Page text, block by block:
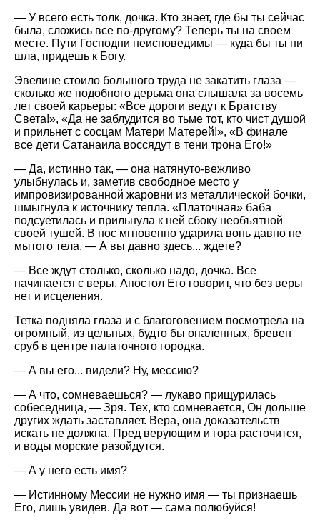
— У всего есть толк, дочка. Кто знает, где бы ты сейчас
была, сложись все по-другому? Теперь ты на своем
месте. Пути Господни неисповедимы — куда бы ты ни
шла, придешь к Богу.
Эвелине стоило большого труда не закатить глаза —
сколько же подобного дерьма она слышала за восемь
лет своей карьеры:
Все дороги ведут к Братству
Света!
,
Да не заблудится во тьме тот, кто чист душой
и прильнет с сосцам Матери Матерей!
,
В финале
все дети Сатанаила воссядут в тени трона Его!
— Да, истинно так, — она натянуто-вежливо
улыбнулась и, заметив свободное место у
импровизированной жаровни из металлической бочки,
шмыгнула к источнику тепла.
Платочная
баба
подсуетилась и прильнула к ней сбоку необъятной
своей тушей. В нос мгновенно ударила вонь давно не
мытого тела. — А вы давно здесь... ждете?
— Все ждут столько, сколько надо, дочка. Все
начинается с веры. Апостол Его говорит, что без веры
нет и исцеления.
Тетка подняла глаза и с благоговением посмотрела на
огромный, из цельных, будто бы опаленных, бревен
сруб в центре палаточного городка.
— А вы его... видели? Ну, мессию?
— А что, сомневаешься? — лукаво прищурилась
собеседница, — Зря. Тех, кто сомневается, Oн дольше
других ждать заставляет. Вера, она доказательств
искать не должна. Пред верующим и гора расточится,
и воды морские разойдутся.
— А у него есть имя?
— Истинному Мессии не нужно имя — ты признаешь
Его, лишь увидев. Да вот — сама полюбуйся!